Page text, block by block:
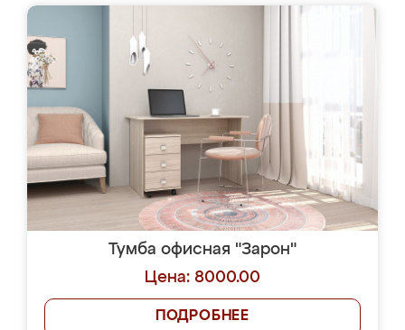
Тумба офисная "Зарон"
Цена: 8000.00
ПОДРОБНЕЕ